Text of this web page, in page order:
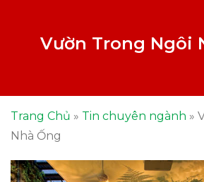
Vườn Trong Ngôi
Trang Chủ » Tin chuyên ngành »
Nhà Ống